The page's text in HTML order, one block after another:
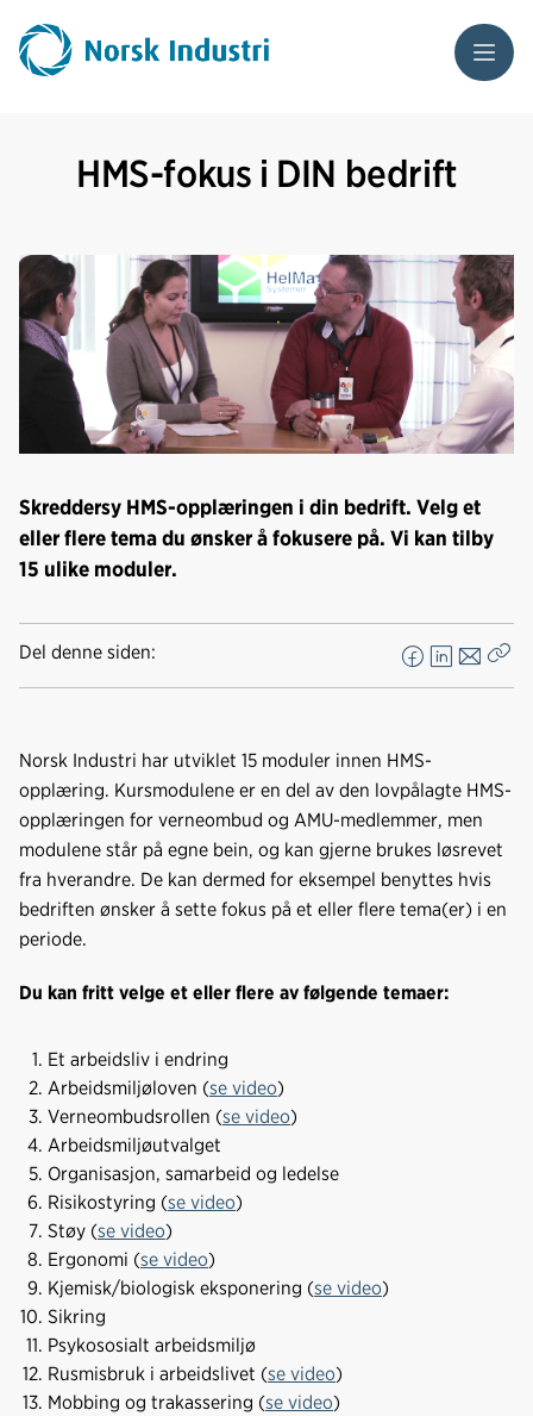
Meny
HMS-fokus i DIN bedrift
Skreddersy HMS-opplæringen i din bedrift. Velg et
eller flere tema du ønsker å fokusere på. Vi kan tilby
15 ulike moduler.
Del denne siden:
F
e
b
o
o
L
e
d
n
E
s
t
Norsk Industri har utviklet 15 moduler innen HMS-
opplæring. Kursmodulene er en del av den lovpålagte HMS-
opplæringen for verneombud og AMU-medlemmer, men
modulene står på egne bein, og kan gjerne brukes løsrevet
fra hverandre. De kan dermed for eksempel benyttes hvis
bedriften ønsker å sette fokus på et eller flere tema(er) i en
periode.
Du kan fritt velge et eller flere av følgende temaer:
Et arbeidsliv i endring
Arbeidsmiljøloven (se video)
Verneombudsrollen (se video)
Arbeidsmiljøutvalget
Organisasjon, samarbeid og ledelse
Risikostyring (se video)
Støy (se video)
Ergonomi (se video)
Kjemisk/biologisk eksponering (se video)
Sikring
Psykososialt arbeidsmiljø
Rusmisbruk i arbeidslivet (se video)
Mobbing og trakassering (se video)